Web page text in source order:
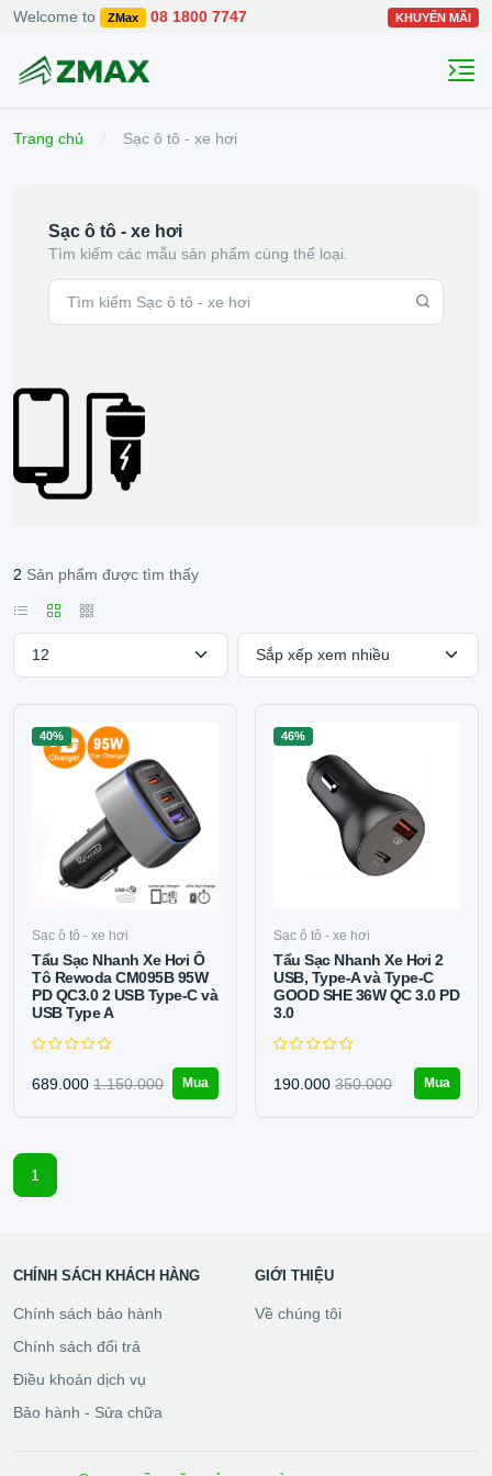
Welcome to ZMax 08 1800 7747 KHUYẾN MÃI
Trang chủ Sạc ô tô - xe hơi
Sạc ô tô - xe hơi
Tìm kiếm các mẫu sản phẩm cùng thể loại.
2 Sản phẩm được tìm thấy
40%
Sạc ô tô - xe hơi
Tẩu Sạc Nhanh Xe Hơi Ô
Tô Rewoda CM095B 95W
PD QC3.0 2 USB Type-C và
USB Type A
689.000 1.150.000 Mua
46%
Sạc ô tô - xe hơi
Tẩu Sạc Nhanh Xe Hơi 2
USB, Type-A và Type-C
GOOD SHE 36W QC 3.0 PD
3.0
190.000 350.000 Mua
1
CHÍNH SÁCH KHÁCH HÀNG
Chính sách bảo hành
Chính sách đổi trả
Điều khoản dịch vụ
Bảo hành - Sửa chữa
GIỚI THIỆU
Về chúng tôi